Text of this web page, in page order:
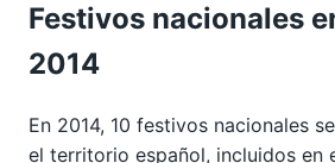
Festivos nacionales
2014
En 2014, 10 festivos nacionales
el territorio español, incluidos en